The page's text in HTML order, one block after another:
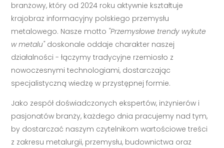
branżowy, który od 2024 roku aktywnie kształtuje
krajobraz informacyjny polskiego przemysłu
metalowego. Nasze motto "Przemysłowe trendy wykute
w metalu"doskonale oddaje charakter naszej
działalności - łączymy tradycyjne rzemiosło z
nowoczesnymi technologiami, dostarczając
specjalistyczną wiedzę w przystępnej formie.
Jako zespół doświadczonych ekspertów, inżynierów i
pasjonatów branży, każdego dnia pracujemy nad tym,
by dostarczać naszym czytelnikom wartościowe treści
z zakresu metalurgii, przemysłu, budownictwa oraz